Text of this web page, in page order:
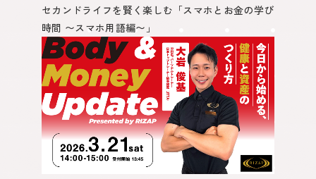
セカンドライフを賢く楽しむ 「スマホとお金の学び
時間 〜スマホ用語編〜」